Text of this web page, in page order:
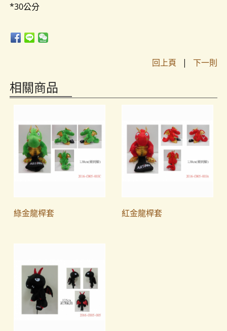
*30公分
回上頁 |下一則
相關商品
綠金龍桿套 紅金龍桿套